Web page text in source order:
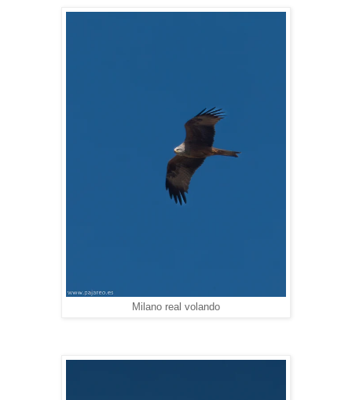
Milano real volando